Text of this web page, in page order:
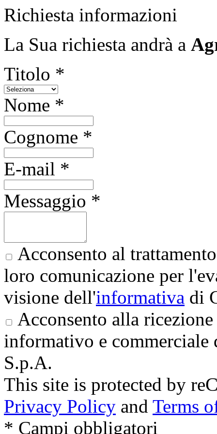
Richiesta informazioni
La Sua richiesta andrà a
Titolo *
Nome *
Cognome *
E-mail *
Messaggio *
Acconsento al
loro comunicazione per
visione dell'informativa di
Acconsento alla
informativo e
S.p.A.
This site is protected by
Privacy Policy and Terms
* Campi obbligatori